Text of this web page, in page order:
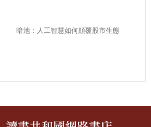
得無趣的主題；萬事萬物都有引人入勝之
師的主要工作並不是讓某樣東西變得有
趣。我習慣分析事物的本質（有人會說這
人連帶受到的影響，抽絲剝繭，找出究竟
不能，哪些元素則純屬點綴。一旦篩出
哲學，到目前為止，效果似乎挺不賴的。
暗池：人工智慧如何顛覆股市生態